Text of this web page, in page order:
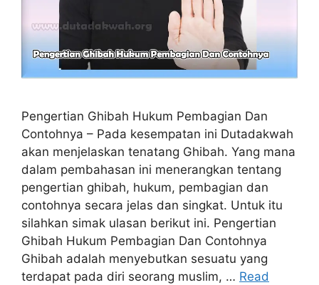
Pengertian Ghibah Hukum Pembagian Dan
Contohnya – Pada kesempatan ini Dutadakwah
akan menjelaskan tenatang Ghibah. Yang mana
dalam pembahasan ini menerangkan tentang
pengertian ghibah, hukum, pembagian dan
contohnya secara jelas dan singkat. Untuk itu
silahkan simak ulasan berikut ini. Pengertian
Ghibah Hukum Pembagian Dan Contohnya
Ghibah adalah menyebutkan sesuatu yang
terdapat pada diri seorang muslim, … Read